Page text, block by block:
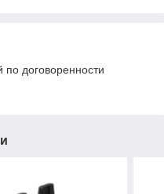
по договоренности